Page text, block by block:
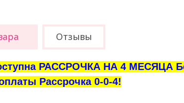
Отзывы
РАССРОЧКА НА 4 МЕСЯЦА
Рассрочка 0-0-4!